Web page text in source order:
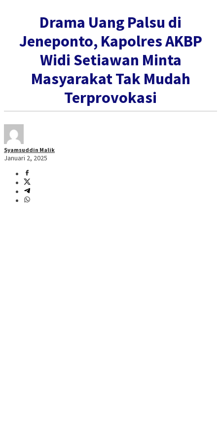
Drama Uang Palsu di
Jeneponto, Kapolres AKBP
Widi Setiawan Minta
Masyarakat Tak Mudah
Terprovokasi
Syamsuddin Malik
Januari 2, 2025